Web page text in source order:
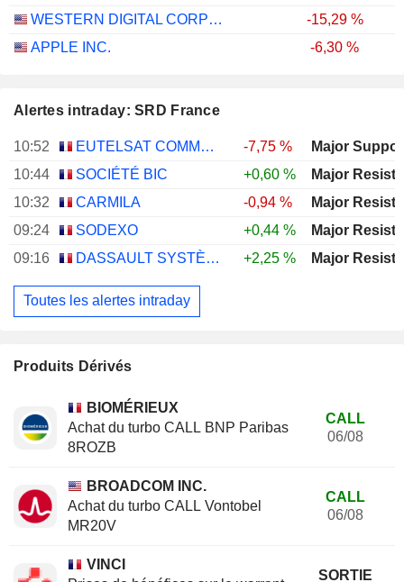
WESTERN DIGITAL CORPORATION
-15,29 %
APPLE INC.
-6,30 %
Alertes intraday: SRD France
10:52 EUTELSAT COMMUNICATIONS
-7,75 %
10:44
SOCIÉTÉ BIC
+0,60 %
10:32
CARMILA
-0,94 %
09:24
SODEXO
+0,44 %
09:16
DASSAULT SYSTÈMES SE +2,25 %
Toutes les alertes intraday
Produits Dérivés
BIOMÉRIEUX
Achat du turbo CALL BNP Paribas
8ROZB
CALL
06/08
BROADCOM INC.
Achat du turbo CALL Vontobel
MR20V
CALL
06/08
VINCI
SORTIE